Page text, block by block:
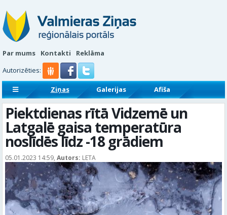
Par mums Kontakti
Reklāma
Autorizēties:
Ziņas Galerijas
Afiša
Sludinājumi
Reklāmraksti
Piektdienas rītā Vidzemē un
Latgalē gaisa temperatūra
noslīdēs līdz -18 grādiem
05.01.2023 14:59, Autors: LETA